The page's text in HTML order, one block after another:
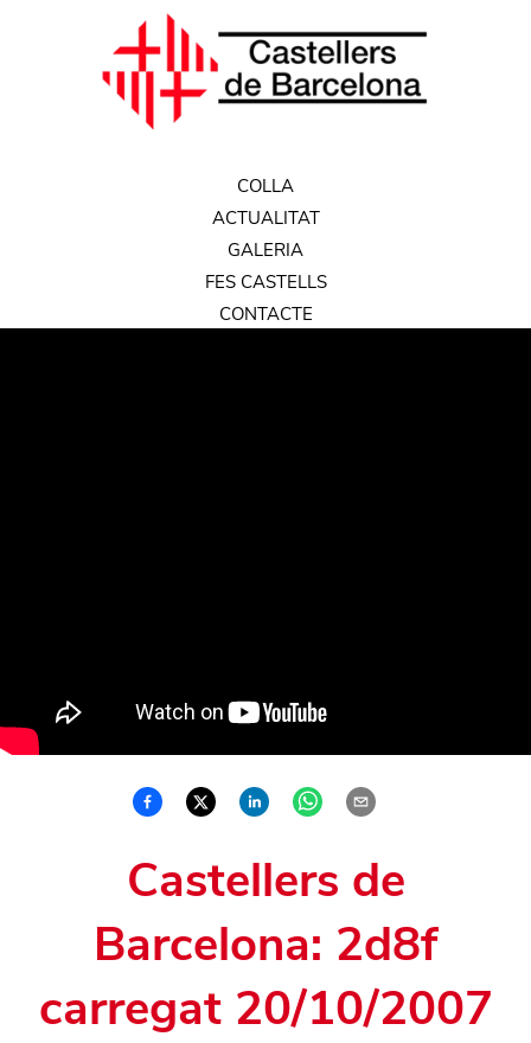
COLLA
ACTUALITAT
GALERIA
FES CASTELLS
CONTACTE
Castellers de
Barcelona: 2d8f
carregat 20/10/2007